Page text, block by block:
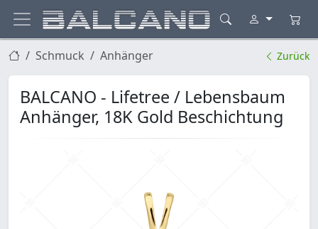
Schmuck Anhänger Zurück
BALCANO - Lifetree / Lebensbaum
Anhänger, 18K Gold Beschichtung